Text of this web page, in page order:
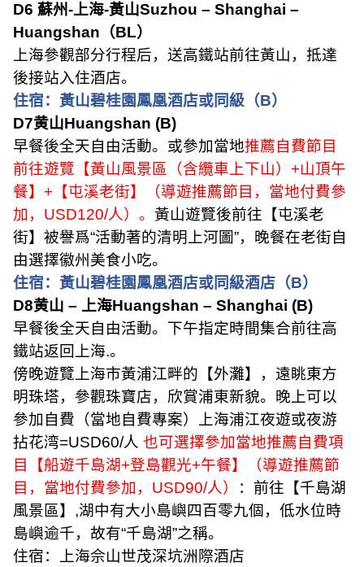
D6 蘇州-上海-黃山Suzhou – Shanghai –
Huangshan （BL）
上海參觀部分行程后，送高鐵站前往黃山，抵達
後接站入住酒店。
住宿：黃山碧桂園鳳凰酒店或同級（B）
D7黄山Huangshan (B)
早餐後全天自由活動。或參加當地推薦自費節目
前往遊覽【黃山風景區（含纜車上下山） +山頂午
餐】 + 【屯溪老街】（導遊推薦節目，當地付費參
加， USD120/人）。 黃山遊覽後前往【屯溪老
街】被譽爲“活動著的清明上河圖”，晚餐在老街自
由選擇徽州美食小吃。
住宿：黃山碧桂園鳳凰酒店或同級酒店（B）
D8黄山 – 上海Huangshan – Shanghai (B)
早餐後全天自由活動。下午指定時間集合前往高
鐵站返回上海.。
傍晚遊覽上海市黃浦江畔的【外灘】，遠眺東方
明珠塔，參觀珠寶店，欣賞浦東新貌。晚上可以
參加自費（當地自費專案）上海浦江夜遊或夜游
拈花湾=USD60/人 也可選擇參加當地推薦自費項
目【船遊千島湖+登島觀光+午餐】（導遊推薦節
目，當地付費參加， USD90/人）
：前往【千島湖
風景區】 ,湖中有大小島嶼四百零九個，低水位時
島嶼逾千，故有“千島湖”之稱。
住宿：上海佘山世茂深坑洲際酒店